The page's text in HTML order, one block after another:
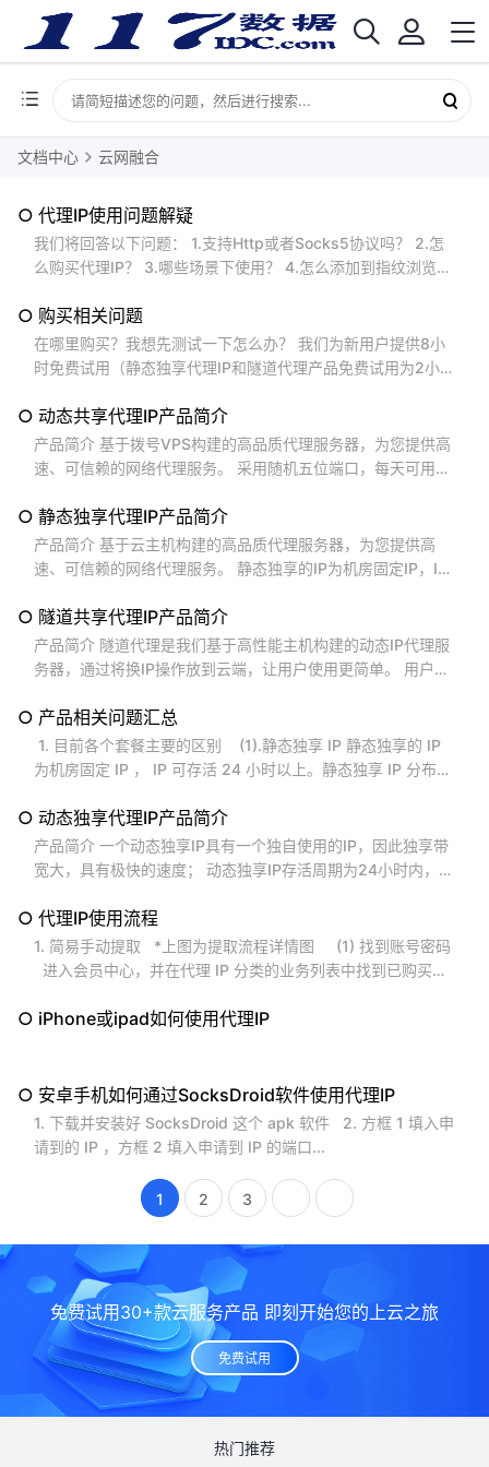
文档中心 云网融合
○ 代理IP使用问题解疑
我们将回答以下问题： 1.支持Http或者Socks5协议吗？ 2.怎
么购买代理IP？ 3.哪些场景下使用？ 4.怎么添加到指纹浏览
个地区。 1.支持Http或者Socks5协议吗？ 我们目前的的代理I
P支持Http和Socks5协议（他们是同样的端口） 2.怎么购买代
理IP？...
○ 购买相关问题
在哪里购买？我想先测试一下怎么办？ 我们为新用户提供8小
时免费试用（静态独享代理IP和隧道代理产品免费试用为2小
吗？ 可以 的，购买后可直接在会员中心--财务管理--发票管理
去 申请发票 。 普票提供电子发票，您可自己在开票记录中下
载； 专票提供纸质发票，我们会在5个工作日内开具发票并寄
○ 动态共享代理IP产品简介
产品简介 基于拨号VPS构建的高品质代理服务器，为您提供高
速、可信赖的网络代理服务。 采用随机五位端口，每天可用的I
P有多个用户同时使用它，IP存活期普遍不长，动态共享套餐目
前分别有1-5分钟、5-15分钟、15-30分钟三种存活周期类
型，最长周期为30分钟，IP不支持用户自主释放，由系 统控制
○ 静态独享代理IP产品简介
产品简介 基于云主机构建的高品质代理服务器，为您提供高
速、可信赖的网络代理服务。 静态独享的IP为机房固定IP，IP
态IP地址。 使用静态独享代理IP可极大降低您的硬件采购和软
件搭建成本，大幅简化IT运维工作。 静态独享代理使用非常方
便，只需几分钟，您就可以通过 API接口 获取代理IP并参照 代
○ 隧道共享代理IP产品简介
产品简介 隧道代理是我们基于高性能主机构建的动态IP代理服
务器，通过将换IP操作放到云端，让用户使用更简单。 用户无
P，转发周期可按需指定。 使用隧道代理，开发者接入隧道服
务即可，极大简化了编程的复杂度。 隧道代理同时支持HTTP
和Socks协议，提供丰富的换IP周期，并采用弹性请求数控
○ 产品相关问题汇总
1. 目前各个套餐主要的区别 (1).静态独享 IP 静态独享的 IP
为机房固定 IP ， IP 可存活 24 小时以上。静态独享 IP 分布范
动态独享 IP...
○ 动态独享代理IP产品简介
产品简介 一个动态独享IP具有一个独自使用的IP，因此独享带
宽大，具有极快的速度； 动态独享IP存活周期为24小时内，用
化的满足用户实际需求，您可根据业务需要的个数按需购买，
时长最短可以购买1天。 独享代理使用非常方便，只需几分
钟，您就可以通过 API接口 获取代理IP并参照 代码样例 集成
○ 代理IP使用流程
1. 简易手动提取 *上图为提取流程详情图 (1) 找到账号密码
进入会员中心，并在代理 IP 分类的业务列表中找到已购买的
）在业务详情中查看;...
○ iPhone或ipad如何使用代理IP
○ 安卓手机如何通过SocksDroid软件使用代理IP
1. 下载并安装好 SocksDroid 这个 apk 软件 2. 方框 1 填入申
请到的 IP ，方框 2 填入申请到 IP 的端口...
1 2 3
免费试用30+款云服务产品 即刻开始您的上云之旅
免费试用
热门推荐